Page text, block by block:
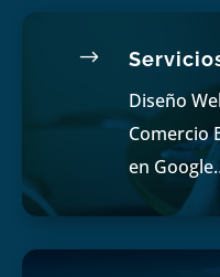
$
Diseño
Comercio
en